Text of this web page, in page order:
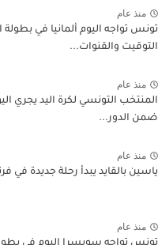
منذ عام
تونس تواجه اليوم ألمانيا في بطولة
التوقيت والقنوات...
منذ عام
المنتخب التونسي لكرة اليد يجري
ضمن الدور...
منذ عام
ياسين بالقايد يبدأ رحلة جديدة في
منذ عام